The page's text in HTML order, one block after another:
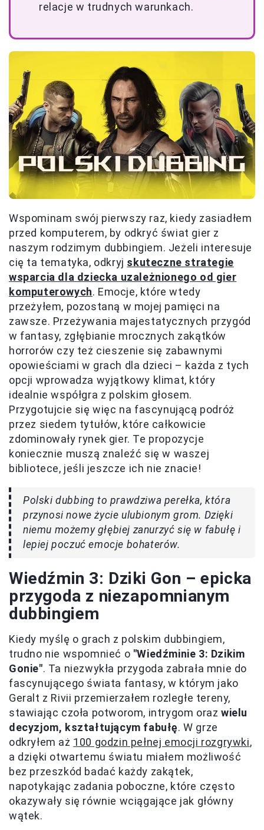
relacje w trudnych warunkach.
Wspominam swój pierwszy raz, kiedy zasiadłem
przed komputerem, by odkryć świat gier z
naszym rodzimym dubbingiem. Jeżeli interesuje
cię ta tematyka, odkryj skuteczne strategie
wsparcia dla dziecka uzależnionego od gier
komputerowych. Emocje, które wtedy
przeżyłem, pozostaną w mojej pamięci na
zawsze. Przeżywania majestatycznych przygód
w fantasy, zgłębianie mrocznych zakątków
horrorów czy też cieszenie się zabawnymi
opowieściami w grach dla dzieci – każda z tych
opcji wprowadza wyjątkowy klimat, który
idealnie współgra z polskim głosem.
Przygotujcie się więc na fascynującą podróż
przez siedem tytułów, które całkowicie
zdominowały rynek gier. Te propozycje
koniecznie muszą znaleźć się w waszej
bibliotece, jeśli jeszcze ich nie znacie!
Polski dubbing to prawdziwa perełka, która
przynosi nowe życie ulubionym grom. Dzięki
niemu możemy głębiej zanurzyć się w fabułę i
lepiej poczuć emocje bohaterów.
Wiedźmin 3: Dziki Gon – epicka
przygoda z niezapomnianym
dubbingiem
Kiedy myślę o grach z polskim dubbingiem,
trudno nie wspomnieć o "Wiedźminie 3: Dzikim
Gonie". Ta niezwykła przygoda zabrała mnie do
fascynującego świata fantasy, w którym jako
Geralt z Rivii przemierzałem rozległe tereny,
stawiając czoła potworom, intrygom orazwielu
decyzjom, kształtującym fabułę. W grze
odkryłem aż 100 godzin pełnej emocji rozgrywki,
a dzięki otwartemu światu miałem możliwość
bez przeszkód badać każdy zakątek,
napotykając zadania poboczne, które często
okazywały się równie wciągające jak główny
wątek.